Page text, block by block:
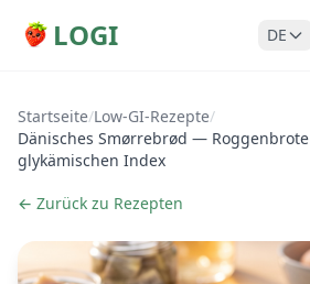
LOGI DE
Startseite/Low-GI-Rezepte/
Dänisches Smørrebrød —
glykämischen Index
← Zurück zu Rezepten